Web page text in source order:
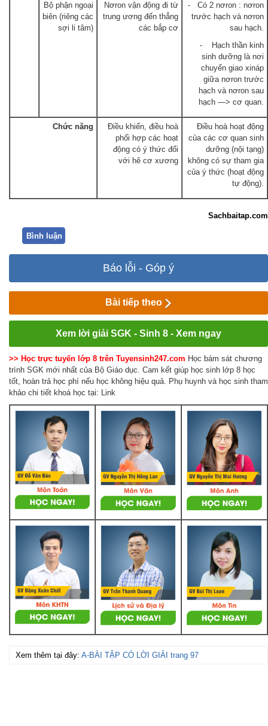
Bộ phận ngoại
biên (riêng các
sợi li tâm)
Nơron vận động đi từ
trung ương đến thẳng
các bắp cơ
- Có 2 nơron : nơron
trước hạch và nơron
sau hạch.
- Hạch thần kinh
sinh dưỡng là nơi
chuyển giao xináp
giữa nơron trước
hạch và nơron sau
hạch —> cơ quan.
Chức năng
Điều khiển, điều hoà
phối hợp các hoạt
động có ý thức đối
với hê cơ xương
Điều hoà hoạt động
của các cơ quan sinh
dưỡng (nội tạng)
không có sự tham gia
của ý thức (hoạt động
tự động).
Sachbaitap.com
Bình luận
Báo lỗi - Góp ý
Bài tiếp theo
Xem lời giải SGK - Sinh 8 - Xem ngay
>> Học trực tuyến lớp 8 trên Tuyensinh247.com Học bám sát chương
trình SGK mới nhất của Bộ Giáo dục. Cam kết giúp học sinh lớp 8 học
tốt, hoàn trả học phí nếu học không hiệu quả. Phụ huynh và học sinh tham
khảo chi tiết khoá học tại: Link
Xem thêm tại đây: A-BÀI TẬP CÓ LỜI GIẢI trang 97